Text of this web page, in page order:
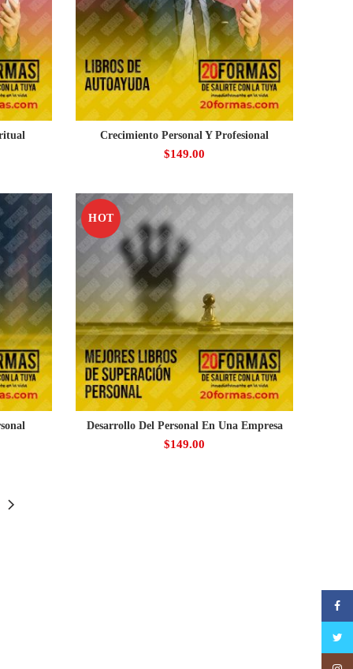
Crecimiento Personal Y Profesional
$149.00
HOT
Desarrollo Del Personal En Una Empresa
$149.00